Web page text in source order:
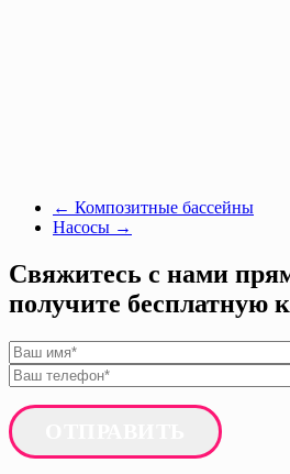
← Композитные бассейны
Насосы →
Свяжитесь с нами
получите бесплатную